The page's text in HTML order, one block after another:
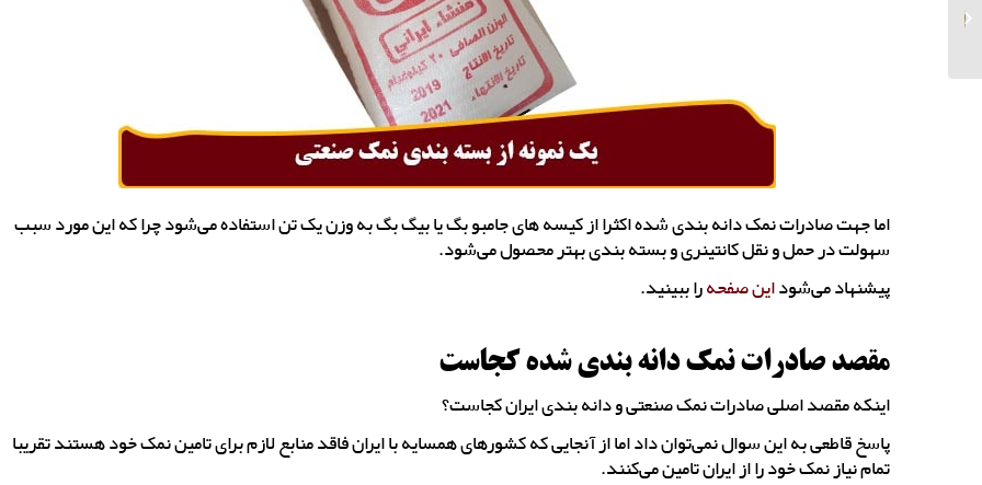
اما جهت صادرات نمک دانه بندی شده اکثرا از کیسه های جامبو بگ یا بیگ بگ به وزن یک تن استفاده می‌شود چرا که این مورد سبب
سهولت در حمل و نقل کانتینری و بسته بندی بهتر محصول می‌شود.
پیشنهاد می‌شوداین صفحهرا ببینید.
مقصد صادرات نمک دانه بندی شده کجاست
اینکه مقصد اصلی صادرات نمک صنعتی و دانه بندی ایران کجاست؟
پاسخ قاطعی به این سوال نمی‌توان داد اما از آنجایی که کشورهای همسایه با ایران فاقد منابع لازم برای تامین نمک خود هستند تقریبا
تمام نیاز نمک خود را از ایران تامین می‌کنند.